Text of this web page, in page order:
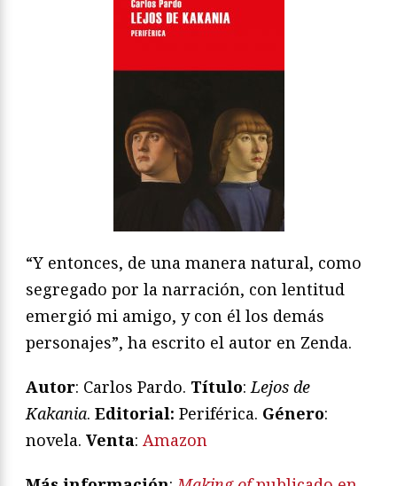
“Y entonces, de una manera natural, como
segregado por la narración, con lentitud
emergió mi amigo, y con él los demás
personajes”, ha escrito el autor en Zenda.
Autor: Carlos Pardo. Título:Lejos de
Kakania. Editorial: Periférica. Género:
novela. Venta: Amazon